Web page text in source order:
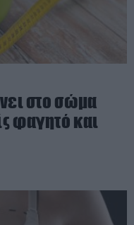
στο σώμα
φαγητό και